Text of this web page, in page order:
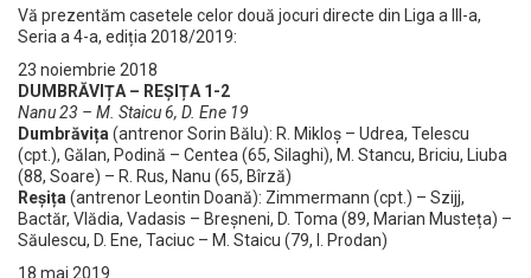
Vă prezentăm casetele celor două jocuri directe din Liga a III-a,
Seria a 4-a, ediția 2018/2019:
23 noiembrie 2018
DUMBRĂVIȚA – REȘIȚA 1-2
Nanu 23 – M. Staicu 6, D. Ene 19
Dumbrăvița (antrenor Sorin Bălu): R. Mikloș – Udrea, Telescu
(cpt.), Gălan, Podină – Centea (65, Silaghi), M. Stancu, Briciu, Liuba
(88, Soare) – R. Rus, Nanu (65, Bîrză)
Reșița (antrenor Leontin Doană): Zimmermann (cpt.) – Szijj,
Bactăr, Vlădia, Vadasis – Breșneni, D. Toma (89, Marian Musteța) –
Săulescu, D. Ene, Taciuc – M. Staicu (79, I. Prodan)
18 mai 2019